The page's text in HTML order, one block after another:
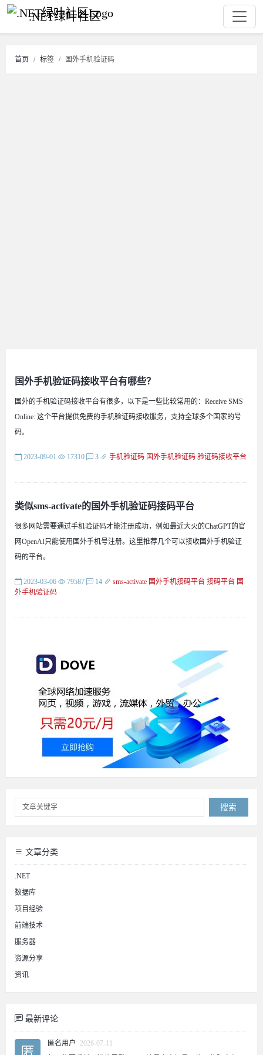
.NET绿叶社区
首页 标签 国外手机验证码
国外手机验证码接收平台有哪些？
国外的手机验证码接收平台有很多，以下是一些比较常用的：Receive SMS
Online: 这个平台提供免费的手机验证码接收服务，支持全球多个国家的号
码。
2023-09-01 17310 3 手机验证码 国外手机验证码 验证码接收平台
类似sms-activate的国外手机验证码接码平台
很多网站需要通过手机验证码才能注册成功，例如最近大火的ChatGPT的官
网OpenAI只能使用国外手机号注册。这里推荐几个可以接收国外手机验证
码的平台。
2023-03-06 79587 14 sms-activate 国外手机接码平台 接码平台 国
外手机验证码
搜索
文章分类
.NET
数据库
项目经验
前端技术
服务器
资源分享
资讯
最新评论
匿名用户
2026-07-11